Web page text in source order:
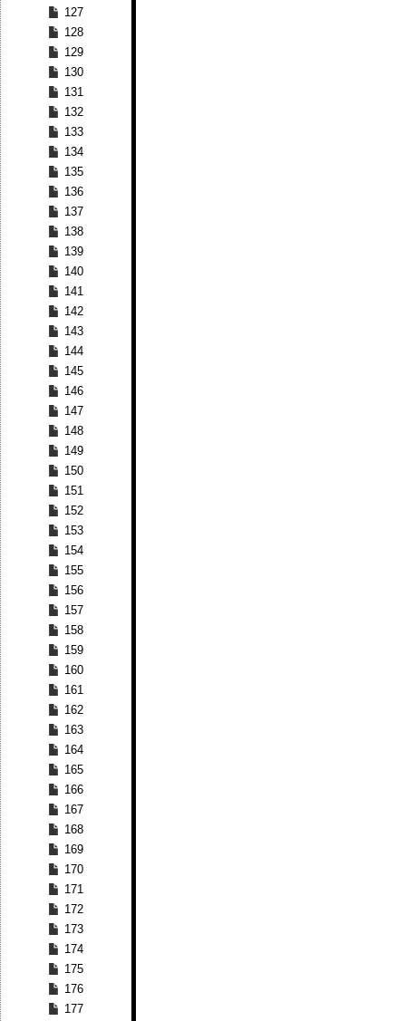
127
128
129
130
131
132
133
134
135
136
137
138
139
140
141
142
143
144
145
146
147
148
149
150
151
152
153
154
155
156
157
158
159
160
161
162
163
164
165
166
167
168
169
170
171
172
173
174
175
176
177